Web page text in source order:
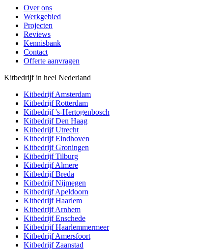
Over ons
Werkgebied
Projecten
Reviews
Kennisbank
Contact
Offerte aanvragen
Kitbedrijf in heel Nederland
KitbedrijfAmsterdam
KitbedrijfRotterdam
Kitbedrijf's-Hertogenbosch
KitbedrijfDen Haag
KitbedrijfUtrecht
KitbedrijfEindhoven
KitbedrijfGroningen
KitbedrijfTilburg
KitbedrijfAlmere
KitbedrijfBreda
KitbedrijfNijmegen
KitbedrijfApeldoorn
KitbedrijfHaarlem
KitbedrijfArnhem
KitbedrijfEnschede
KitbedrijfHaarlemmermeer
KitbedrijfAmersfoort
Kitbedrijf Zaanstad